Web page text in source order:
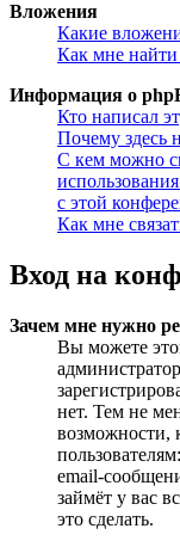
Вложения
Какие
Как мне
Информация о
Кто написал
Почему здесь
С кем можно
с этой
Как мне
Вход на
Зачем мне нужно
Вы можете
нет. Тем не
возможности,
email-
займёт у вас
это сделать.